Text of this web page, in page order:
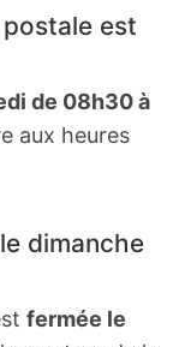
est
de 08h30 à
aux heures
dimanche
fermée le